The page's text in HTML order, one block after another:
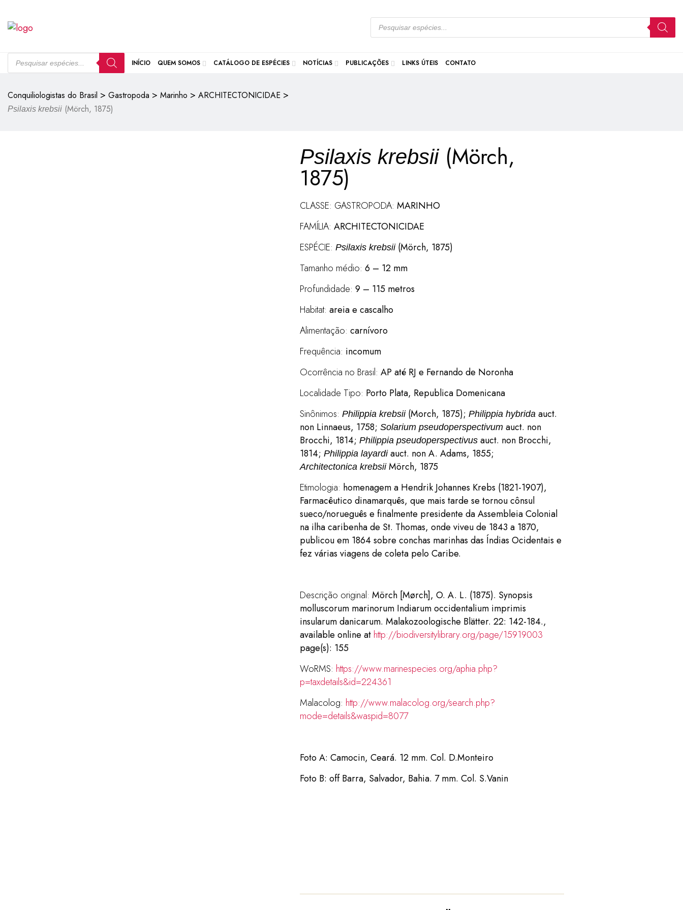
INÍCIO QUEM SOMOS CATÁLOGO DE ESPÉCIES NOTÍCIAS PUBLICAÇÕES LINKS ÚTEIS CONTATO
Conquiliologistas do Brasil > Gastropoda > Marinho > ARCHITECTONICIDAE >
Psilaxis krebsii (Mörch, 1875)
Psilaxis krebsii(Mörch,
1875)
CLASSE: GASTROPODA: MARINHO
FAMÍLIA: ARCHITECTONICIDAE
ESPÉCIE: Psilaxis krebsii(Mörch, 1875)
Tamanho médio: 6 – 12 mm
Profundidade: 9 – 115 metros
Habitat: areia e cascalho
Alimentação: carnívoro
Frequência: incomum
Ocorrência no Brasil: AP até RJ e Fernando de Noronha
Localidade Tipo: Porto Plata, Republica Domenicana
Sinônimos: Philippia krebsii(Morch, 1875); Philippia hybrida auct.
non Linnaeus, 1758; Solarium pseudoperspectivum auct. non
Brocchi, 1814; Philippia pseudoperspectivus auct. non Brocchi,
1814; Philippia layardiauct. non A. Adams, 1855;
Architectonica krebsiiMörch, 1875
Etimologia: homenagem a Hendrik Johannes Krebs (1821-1907),
Farmacêutico dinamarquês, que mais tarde se tornou cônsul
sueco/norueguês e finalmente presidente da Assembleia Colonial
na ilha caribenha de St. Thomas, onde viveu de 1843 a 1870,
publicou em 1864 sobre conchas marinhas das Índias Ocidentais e
fez várias viagens de coleta pelo Caribe.
Descrição original: Mörch [Mørch], O. A. L. (1875). Synopsis
molluscorum marinorum Indiarum occidentalium imprimis
insularum danicarum. Malakozoologische Blätter. 22: 142-184.,
available online at http://biodiversitylibrary.org/page/15919003
page(s): 155
WoRMS: https://www.marinespecies.org/aphia.php?
p=taxdetails&id=224361
Malacolog: http://www.malacolog.org/search.php?
mode=details&waspid=8077
Foto A: Camocin, Ceará. 12 mm. Col. D.Monteiro
Foto B: off Barra, Salvador, Bahia. 7 mm. Col. S.Vanin